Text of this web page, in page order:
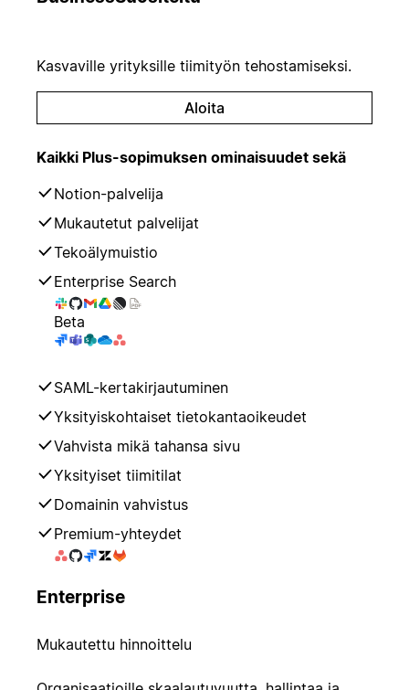
Kasvaville yrityksille tiimityön tehostamiseksi.
Aloita
Kaikki Plus-sopimuksen ominaisuudet sekä
Notion-palvelija
Mukautetut palvelijat
Tekoälymuistio
Enterprise Search
Beta
SAML-kertakirjautuminen
Yksityiskohtaiset tietokantaoikeudet
Vahvista mikä tahansa sivu
Yksityiset tiimitilat
Domainin vahvistus
Premium-yhteydet
Enterprise
Mukautettu hinnoittelu